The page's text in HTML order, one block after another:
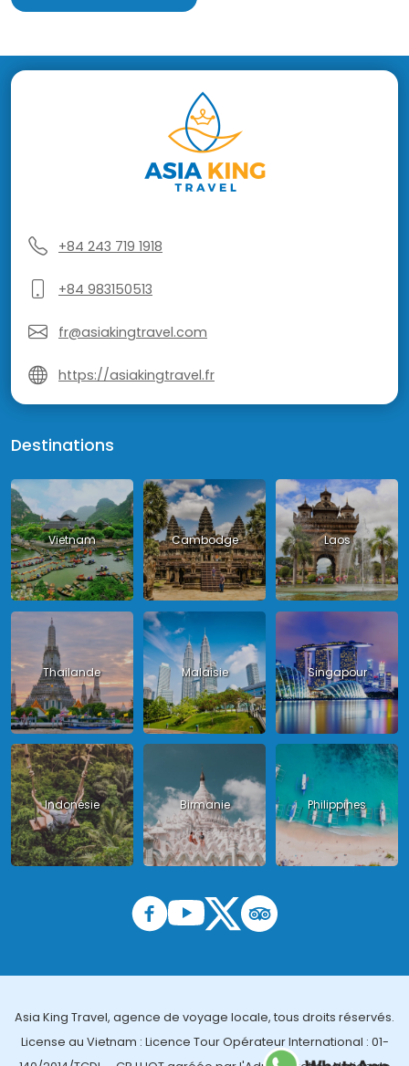
+84 243 719 1918
+84 983150513
fr@asiakingtravel.com
https://asiakingtravel.fr
Destinations
Vietnam Cambodge Laos
Thailande Malaisie Singapour
Indonésie Birmanie Philippines
Asia King Travel, agence de voyage locale, tous droits réservés.
License au Vietnam : Licence Tour Opérateur International : 01-